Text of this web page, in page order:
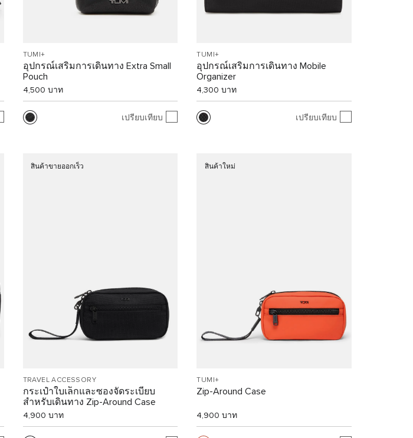
TUMI+
อุปกรณ์เสริมการเดินทาง Extra Small
Pouch
4,500 บาท
เปรียบเทียบ
TUMI+
อุปกรณ์เสริมการเดินทาง Mobile
Organizer
4,300 บาท
เปรียบเทียบ
สินค้าขายออกเร็ว
TRAVEL ACCESSORY
กระเป๋าใบเล็กและซองจัดระเบียบ
สำหรับเดินทาง Zip-Around Case
4,900 บาท
สินค้าใหม่
TUMI+
Zip-Around Case
4,900 บาท